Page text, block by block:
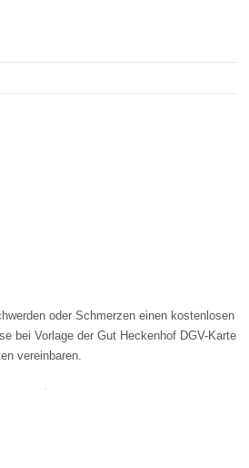
oder Schmerzen einen kostenlosen
bei Vorlage der Gut Heckenhof DGV-Karte
vereinbaren.